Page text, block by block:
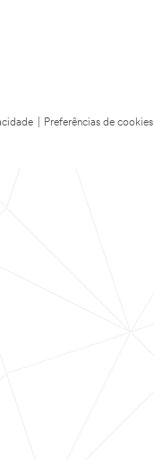
Preferências de cookies